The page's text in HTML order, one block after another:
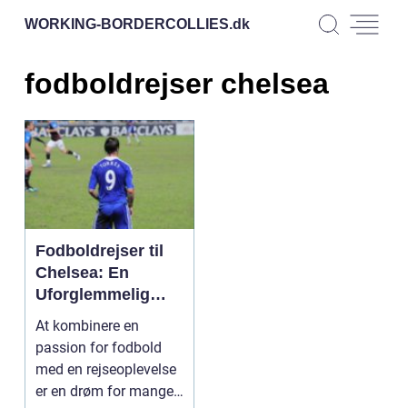
WORKING-BORDERCOLLIES.dk
fodboldrejser chelsea
Fodboldrejser til
Chelsea: En
Uforglemmelig
Oplevelse
At kombinere en
passion for fodbold
med en rejseoplevelse
er en drøm for mange,